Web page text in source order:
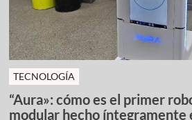
TECNOLOGÍA
“Aura»: cómo es el primer
modular hecho íntegramente